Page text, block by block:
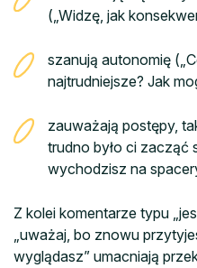
(„Widzę, jak
szanują autonomię
najtrudniejsze? Jak
zauważają postępy,
trudno było ci zacząć
wychodzisz na
Z kolei komentarze typu
„uważaj, bo znowu
wyglądasz” umacniają